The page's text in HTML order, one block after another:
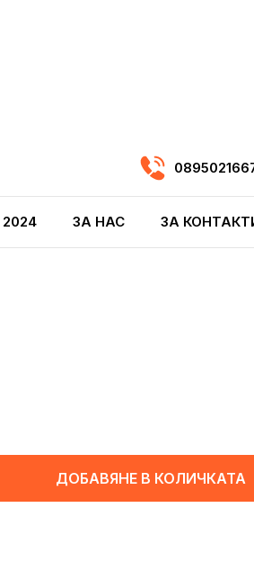
ЗА НАС ЗА
ДОБАВЯНЕ В КОЛИЧКАТА